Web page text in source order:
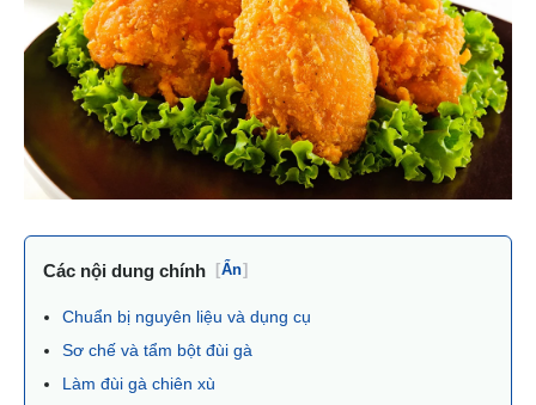
Các nội dung chính [Ẩn]
Chuẩn bị nguyên liệu và dụng cụ
Sơ chế và tẩm bột đùi gà
Làm đùi gà chiên xù